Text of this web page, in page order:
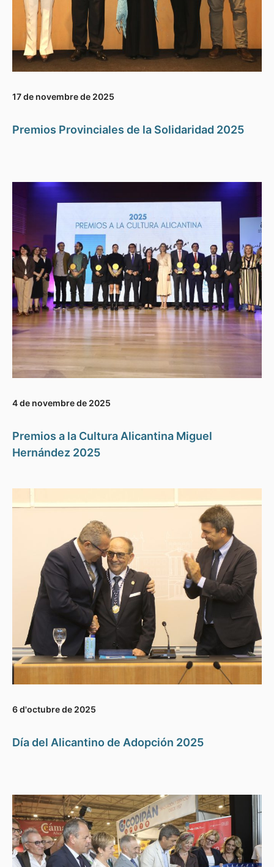
17 de novembre de 2025
Premios Provinciales de la Solidaridad 2025
4 de novembre de 2025
Premios a la Cultura Alicantina Miguel
Hernández 2025
6 d'octubre de 2025
Día del Alicantino de Adopción 2025